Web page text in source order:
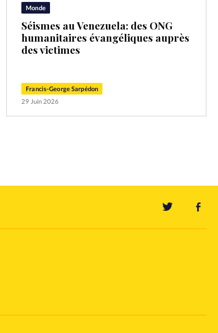
Monde
Séismes au Venezuela: des ONG
humanitaires évangéliques auprès
des victimes
Francis-George Sarpédon
29 Juin 2026